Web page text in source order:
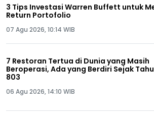
3 Tips Investasi Warren Buffett untuk
Return Portofolio
07 Agu 2026, 10:14 WIB
7 Restoran Tertua di Dunia yang Masih
Beroperasi, Ada yang Berdiri Sejak
803
06 Agu 2026, 14:10 WIB